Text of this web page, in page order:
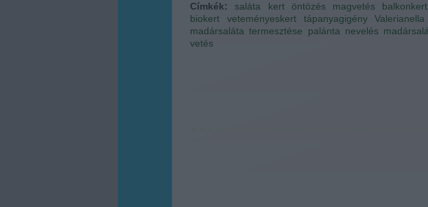
Címkék:saláta kert öntözés magvetés balkonkert
biokert
veteményeskert tápanyagigény
madársaláta termesztése
palánta nevelés
vetés